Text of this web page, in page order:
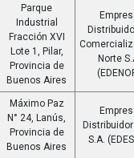
Parque
Industrial
Fracción XVI
Lote 1, Pilar,
Provincia de
Buenos Aires
Norte
Máximo Paz
N° 24, Lanús,
Provincia de
Buenos Aires
S.A.